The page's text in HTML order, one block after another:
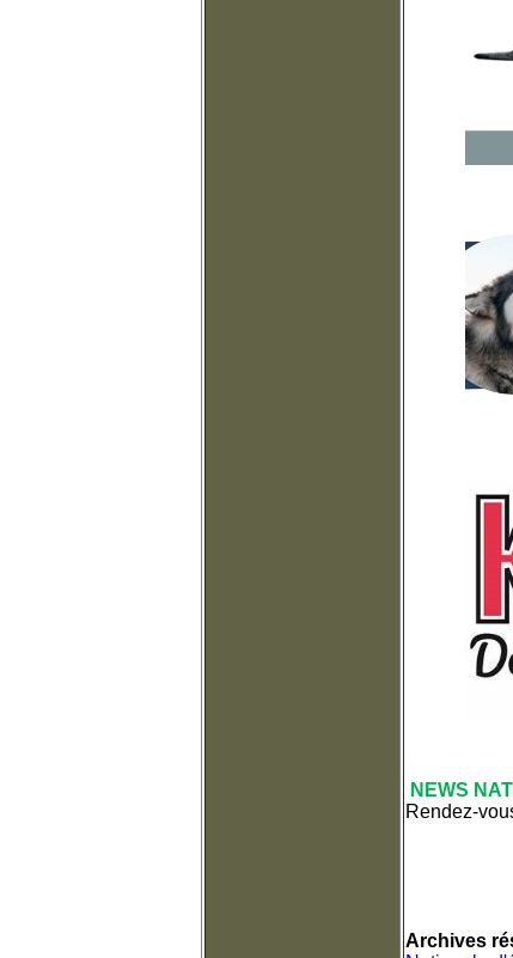
NEWS
Rendez-
Archives